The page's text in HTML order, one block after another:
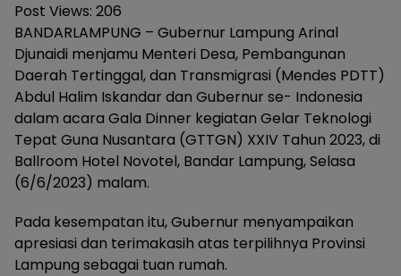
Post Views: 206
BANDARLAMPUNG – Gubernur Lampung Arinal
Djunaidi menjamu Menteri Desa, Pembangunan
Daerah Tertinggal, dan Transmigrasi (Mendes PDTT)
Abdul Halim Iskandar dan Gubernur se- Indonesia
dalam acara Gala Dinner kegiatan Gelar Teknologi
Tepat Guna Nusantara (GTTGN) XXIV Tahun 2023, di
Ballroom Hotel Novotel, Bandar Lampung, Selasa
(6/6/2023) malam.
Pada kesempatan itu, Gubernur menyampaikan
apresiasi dan terimakasih atas terpilihnya Provinsi
Lampung sebagai tuan rumah.